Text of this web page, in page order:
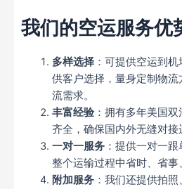
我们的空运服务优
多样选择：可提供空运到
供客户选择，量身定制物
流需求。
丰富经验：拥有多年美国
齐全，确保国内外无缝对接
一对一服务：提供一对一跟
整个运输过程中省时、省事
附加服务：我们还提供拍照